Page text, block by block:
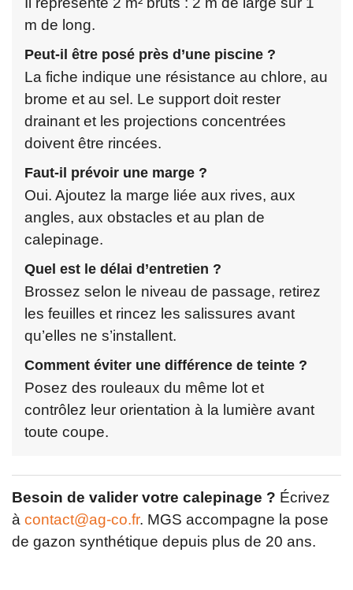
m de long.
Peut-il être posé près d’une piscine ?
La fiche indique une résistance au chlore, au
brome et au sel. Le support doit rester
drainant et les projections concentrées
doivent être rincées.
Faut-il prévoir une marge ?
Oui. Ajoutez la marge liée aux rives, aux
angles, aux obstacles et au plan de
calepinage.
Quel est le délai d’entretien ?
Brossez selon le niveau de passage, retirez
les feuilles et rincez les salissures avant
qu’elles ne s’installent.
Comment éviter une différence de teinte ?
Posez des rouleaux du même lot et
contrôlez leur orientation à la lumière avant
toute coupe.
Besoin de valider votre calepinage ? Écrivez
à contact@ag-co.fr. MGS accompagne la pose
de gazon synthétique depuis plus de 20 ans.